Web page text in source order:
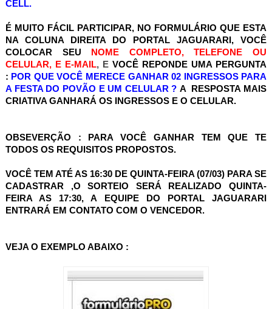
CELL.
É MUITO FÁCIL PARTICIPAR, NO FORMULÁRIO QUE ESTA
NA COLUNA DIREITA DO PORTAL JAGUARARI,VOCÊ
COLOCAR SEU
NOME COMPLETO, TELEFONE OU
CELULAR, E E-MAIL, EVOCÊ REPONDE UMA PERGUNTA
: POR QUE VOCÊ MERECE GANHAR 02 INGRESSOS PARA
A FESTA DO POVÃO E UM CELULAR?A RESPOSTA MAIS
CRIATIVA GANHARÁ OS INGRESSOS E O CELULAR.
OBSEVERÇÃO : PARA VOCÊ GANHAR TEM QUE TE
TODOS OS REQUISITOS PROPOSTOS.
VOCÊ TEM ATÉ AS 16:30 DE QUINTA-FEIRA (07/03) PARA SE
CADASTRAR ,O SORTEIO SERÁ REALIZADO QUINTA-
FEIRA AS 17:30, A EQUIPE DO PORTAL JAGUARARI
ENTRARÁ EM CONTATO COM O VENCEDOR.
VEJA O EXEMPLO ABAIXO :